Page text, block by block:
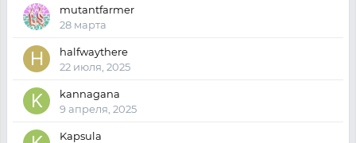
mutantfarmer
28 марта
halfwaythere
22 июля, 2025
kannagana
9 апреля, 2025
Kapsula